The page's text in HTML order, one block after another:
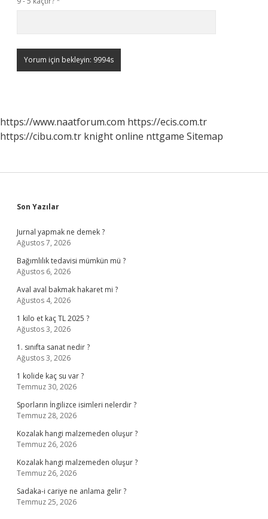
https://www.naatforum.com https://ecis.com.tr
https://cibu.com.tr knight online nttgame Sitemap
Sidebar
Son Yazılar
Jurnal yapmak ne demek ?
Ağustos 7, 2026
Bağımlılık tedavisi mümkün mü ?
Ağustos 6, 2026
Aval aval bakmak hakaret mi ?
Ağustos 4, 2026
1 kilo et kaç TL 2025 ?
Ağustos 3, 2026
1. sınıfta sanat nedir ?
Ağustos 3, 2026
1 kolide kaç su var ?
Temmuz 30, 2026
Sporların İngilizce isimleri nelerdir ?
Temmuz 28, 2026
Kozalak hangi malzemeden oluşur ?
Temmuz 26, 2026
Kozalak hangi malzemeden oluşur ?
Temmuz 26, 2026
Sadaka-i cariye ne anlama gelir ?
Temmuz 25, 2026